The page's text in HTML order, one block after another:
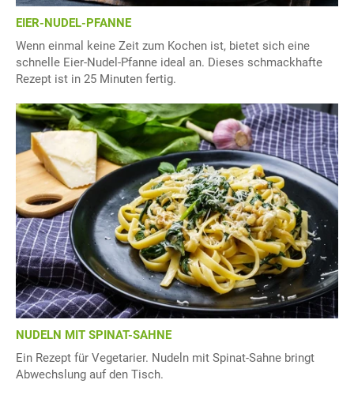
EIER-NUDEL-PFANNE
Wenn einmal keine Zeit zum Kochen ist, bietet sich eine
schnelle Eier-Nudel-Pfanne ideal an. Dieses schmackhafte
Rezept ist in 25 Minuten fertig.
NUDELN MIT SPINAT-SAHNE
Ein Rezept für Vegetarier. Nudeln mit Spinat-Sahne bringt
Abwechslung auf den Tisch.